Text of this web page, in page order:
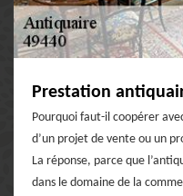
Prestation
Pourquoi faut-il coopérer
d’un projet de vente ou un
La réponse, parce que
dans le domaine de la